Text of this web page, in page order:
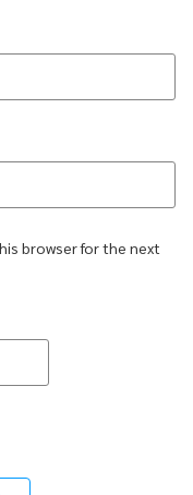
browser for the next